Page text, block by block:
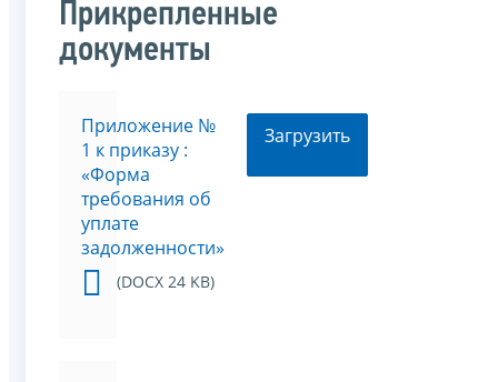
Прикрепленные
документы
Приложение №
1 к приказу :
«Форма
требования об
уплате
задолженности»
(DOCX 24 KB)
Загрузить